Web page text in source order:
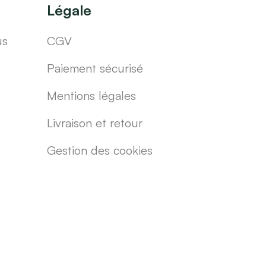
Légale
CGV
Paiement sécurisé
Mentions légales
Livraison et retour
Gestion des cookies